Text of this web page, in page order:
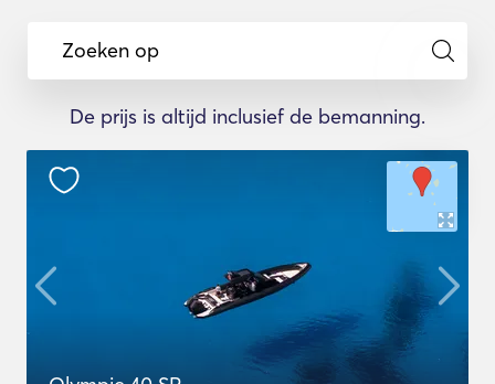
Zoeken op
De prijs is altijd inclusief de bemanning.